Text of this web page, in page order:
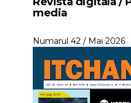
media
Numarul 42 / Mai 2026